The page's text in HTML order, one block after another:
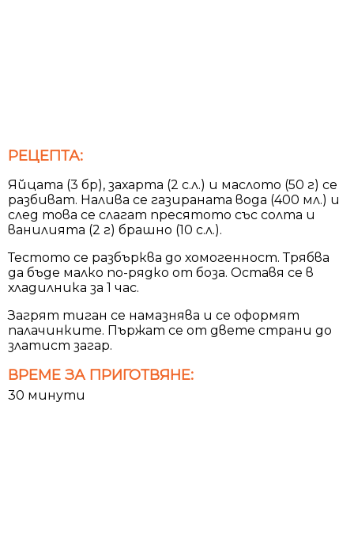
РЕЦЕПТА:
Яйцата (3 бр), захарта (2 с.л.) и маслото (50 г) се
разбиват. Налива се газираната вода (400 мл.) и
след това се слагат пресятото със солта и
ванилията (2 г) брашно (10 с.л.).
Тестото се разбърква до хомогенност. Трябва
да бъде малко по-рядко от боза. Оставя се в
хладилника за 1 час.
Загрят тиган се намазнява и се оформят
палачинките. Пържат се от двете страни до
златист загар.
ВРЕМЕ ЗА ПРИГОТВЯНЕ:
30 минути